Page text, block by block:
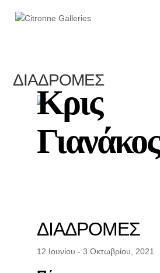
ΔΙΑΔΡΟΜΕΣ
Κρις
Γιανάκος
ΔΙΑΔΡΟΜΕΣ
12 Ιουνίου - 3 Οκτωβρίου, 2021